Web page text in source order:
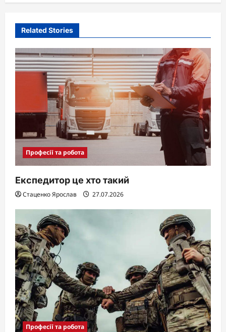
Related Stories
Професії та робота
Експедитор це хто такий
Стаценко Ярослав 27.07.2026
Професії та робота